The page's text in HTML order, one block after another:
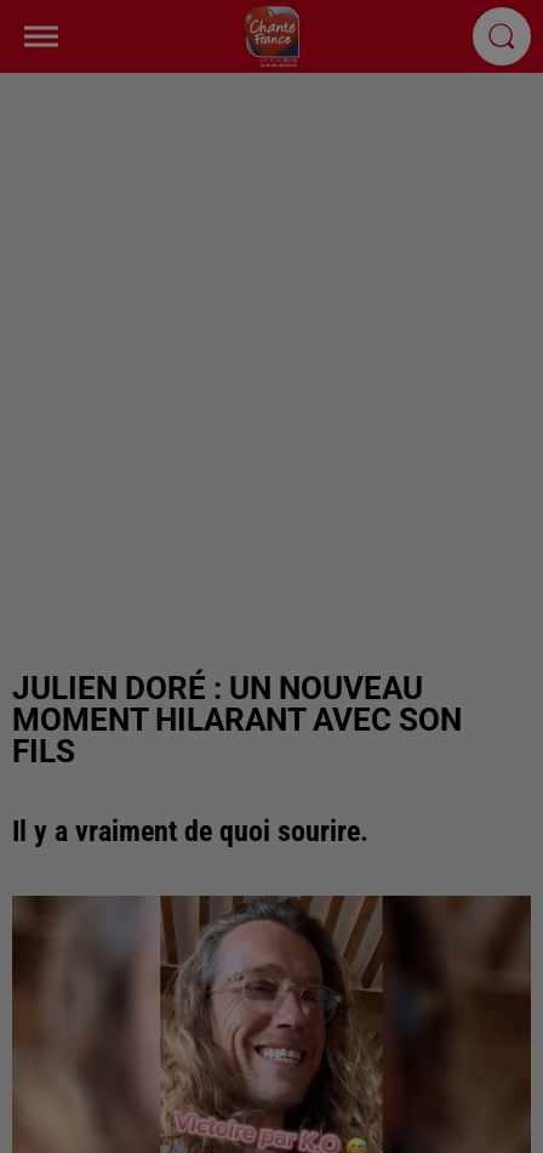
JULIEN DORÉ : UN NOUVEAU
MOMENT HILARANT AVEC SON
FILS
Il y a vraiment de quoi sourire.